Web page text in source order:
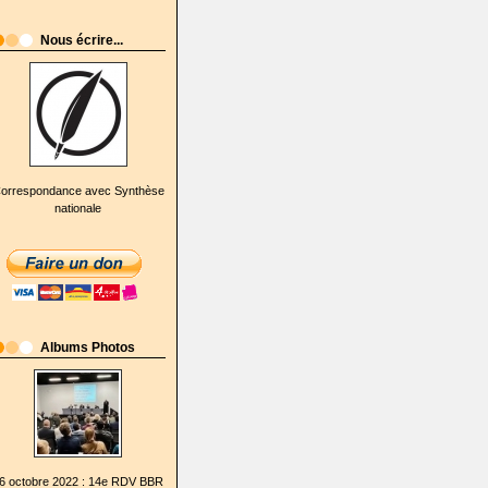
Nous écrire...
avec Synthèse
nationale
Albums Photos
octobre 2022 : 14e RDV BBR